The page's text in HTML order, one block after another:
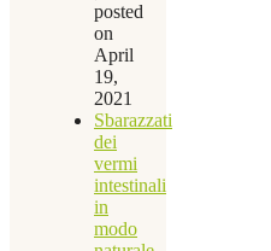
posted
on
April
19,
2021
Sbarazzati
dei
vermi
intestinali
in
modo